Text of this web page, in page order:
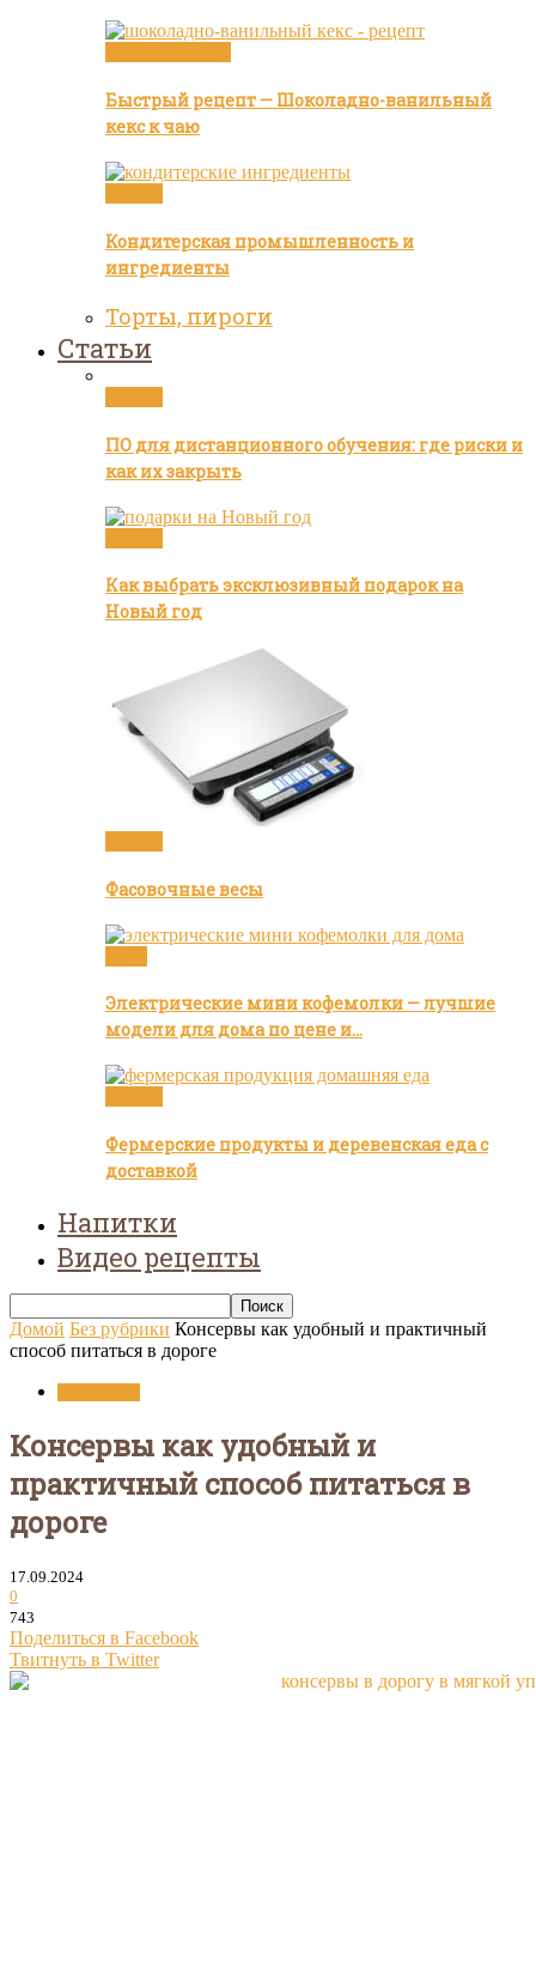
Быстрый рецепт — Шоколадно-ванильный
кекс к чаю
Кондитерская промышленность и
ингредиенты
Торты, пироги
Статьи
ПО для дистанционного обучения: где риски и
как их закрыть
Как выбрать эксклюзивный подарок на
Новый год
Фасовочные весы
Электрические мини кофемолки — лучшие
модели для дома по цене и…
Фермерские продукты и деревенская еда с
доставкой
Напитки
Видео рецепты
Домой Без рубрики Консервы как удобный и практичный
способ питаться в дороге
Консервы как удобный и
практичный способ питаться в
дороге
17.09.2024
0
743
Поделиться в Facebook
Твитнуть в Twitter